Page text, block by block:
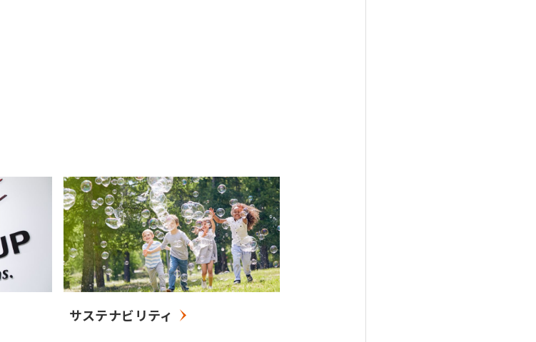
サステナビリティ